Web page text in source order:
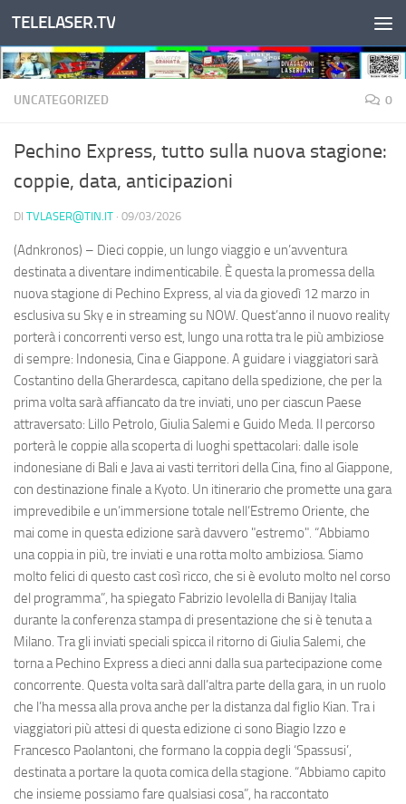
Salta al contenuto
TELELASER.TV
UNCATEGORIZED 0
Pechino Express, tutto sulla nuova stagione:
coppie, data, anticipazioni
DI TVLASER@TIN.IT · 09/03/2026
(Adnkronos) – Dieci coppie, un lungo viaggio e un’avventura
destinata a diventare indimenticabile. È questa la promessa della
nuova stagione di Pechino Express, al via da giovedì 12 marzo in
esclusiva su Sky e in streaming su NOW. Quest’anno il nuovo reality
porterà i concorrenti verso est, lungo una rotta tra le più ambiziose
di sempre: Indonesia, Cina e Giappone. A guidare i viaggiatori sarà
Costantino della Gherardesca, capitano della spedizione, che per la
prima volta sarà affiancato da tre inviati, uno per ciascun Paese
attraversato: Lillo Petrolo, Giulia Salemi e Guido Meda. Il percorso
porterà le coppie alla scoperta di luoghi spettacolari: dalle isole
indonesiane di Bali e Java ai vasti territori della Cina, fino al Giappone,
con destinazione finale a Kyoto. Un itinerario che promette una gara
imprevedibile e un’immersione totale nell’Estremo Oriente, che
mai come in questa edizione sarà davvero "estremo". “Abbiamo
una coppia in più, tre inviati e una rotta molto ambiziosa. Siamo
molto felici di questo cast così ricco, che si è evoluto molto nel corso
del programma”, ha spiegato Fabrizio Ievolella di Banijay Italia
durante la conferenza stampa di presentazione che si è tenuta a
Milano. Tra gli inviati speciali spicca il ritorno di Giulia Salemi, che
torna a Pechino Express a dieci anni dalla sua partecipazione come
concorrente. Questa volta sarà dall’altra parte della gara, in un ruolo
che l’ha messa alla prova anche per la distanza dal figlio Kian. Tra i
viaggiatori più attesi di questa edizione ci sono Biagio Izzo e
Francesco Paolantoni, che formano la coppia degli ‘Spassusi’,
destinata a portare la quota comica della stagione. “Abbiamo capito
che insieme possiamo fare qualsiasi cosa”, ha raccontato